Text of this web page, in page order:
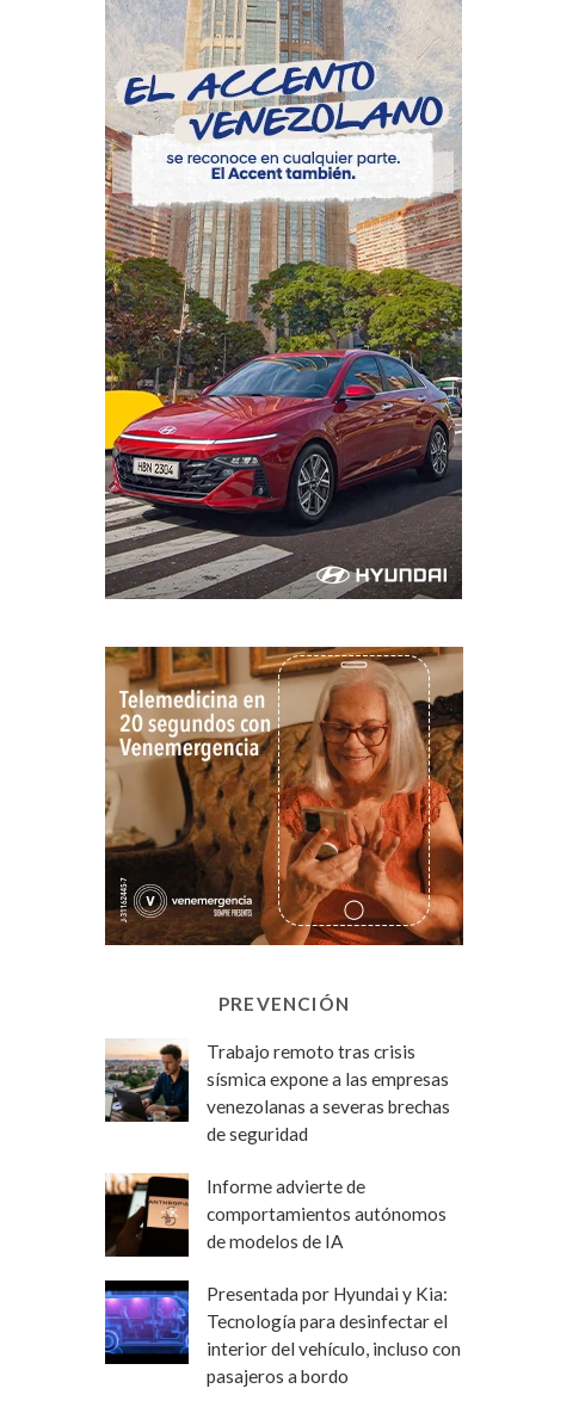
PREVENCIÓN
Trabajo remoto tras crisis
sísmica expone a las empresas
venezolanas a severas brechas
de seguridad
Informe advierte de
comportamientos autónomos
de modelos de IA
Presentada por Hyundai y Kia:
Tecnología para desinfectar el
interior del vehículo, incluso con
pasajeros a bordo